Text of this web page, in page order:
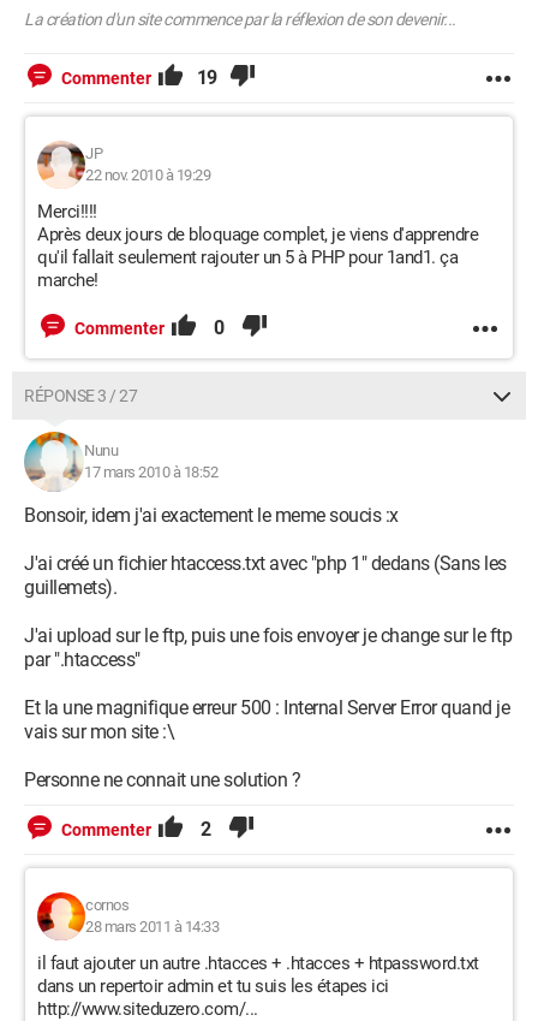
La création d'un site commence par la réflexion de son devenir...
Commenter 19
JP
22 nov. 2010 à 19:29
Merci!!!!
Après deux jours de bloquage complet, je viens d'apprendre
qu'il fallait seulement rajouter un 5 à PHP pour 1and1. ça
marche!
Commenter 0
RÉPONSE 3 / 27
Nunu
17 mars 2010 à 18:52
Bonsoir, idem j'ai exactement le meme soucis :x
J'ai créé un fichier htaccess.txt avec "php 1" dedans (Sans les
guillemets).
J'ai upload sur le ftp, puis une fois envoyer je change sur le ftp
par ".htaccess"
Et la une magnifique erreur 500 : Internal Server Error quand je
vais sur mon site :\
Personne ne connait une solution ?
Commenter 2
cornos
28 mars 2011 à 14:33
il faut ajouter un autre .htacces + .htacces + htpassword.txt
dans un repertoir admin et tu suis les étapes ici
http://www.siteduzero.com/...